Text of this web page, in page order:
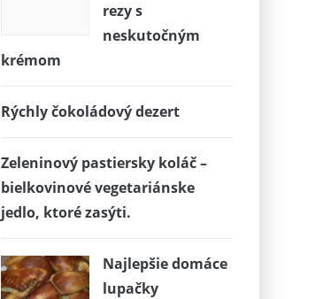
rezy s
neskutočným
krémom
Rýchly čokoládový dezert
Zeleninový pastiersky koláč –
bielkovinové vegetariánske
jedlo, ktoré zasýti.
Najlepšie domáce
lupačky